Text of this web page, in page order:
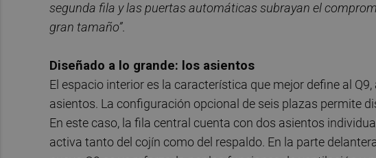
segunda fila y las puertas automáticas subrayan el
gran tamaño”.
Diseñado a lo grande: los asientos
El espacio interior es la característica que mejor define al
asientos. La configuración opcional de seis plazas permite
En este caso, la fila central cuenta con dos asientos
activa tanto del cojín como del respaldo. En la parte